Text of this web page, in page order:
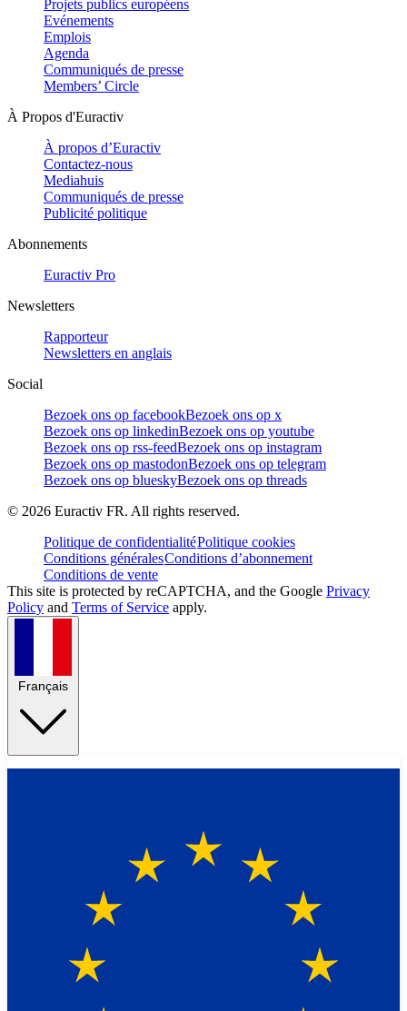
Projets publics européens
Evénements
Emplois
Agenda
Communiqués de presse
Members’ Circle
À Propos d'Euractiv
À propos d’Euractiv
Contactez-nous
Mediahuis
Communiqués de presse
Publicité politique
Abonnements
Euractiv Pro
Newsletters
Rapporteur
Newsletters en anglais
Social
Bezoek ons op facebookBezoek ons op x
Bezoek ons op linkedinBezoek ons op youtube
Bezoek ons op rss-feedBezoek ons op instagram
Bezoek ons op mastodonBezoek ons op telegram
Bezoek ons op blueskyBezoek ons op threads
© 2026 Euractiv FR. All rights reserved.
Politique de confidentialitéPolitique cookies
Conditions généralesConditions d’abonnement
Conditions de vente
This site is protected by reCAPTCHA, and the Google Privacy
Policy and Terms of Service apply.
Français